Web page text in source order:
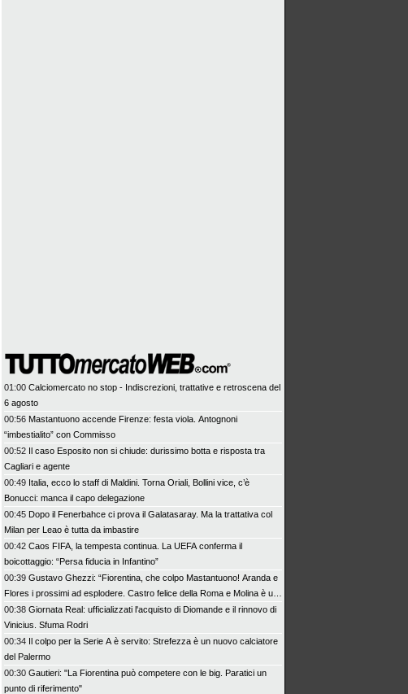
01:00 Calciomercato no stop - Indiscrezioni, trattative e retroscena del
6 agosto
00:56 Mastantuono accende Firenze: festa viola. Antognoni
“imbestialito” con Commisso
00:52 Il caso Esposito non si chiude: durissimo botta e risposta tra
Cagliari e agente
00:49 Italia, ecco lo staff di Maldini. Torna Oriali, Bollini vice, c’è
Bonucci: manca il capo delegazione
00:45 Dopo il Fenerbahce ci prova il Galatasaray. Ma la trattativa col
Milan per Leao è tutta da imbastire
00:42 Caos FIFA, la tempesta continua. La UEFA conferma il
boicottaggio: “Persa fiducia in Infantino”
00:39 Gustavo Ghezzi: “Fiorentina, che colpo Mastantuono! Aranda e
Flores i prossimi ad esplodere. Castro felice della Roma e Molina è un
bel colpo”
00:38 Giornata Real: ufficializzati l'acquisto di Diomande e il rinnovo di
Vinicius. Sfuma Rodri
00:34 Il colpo per la Serie A è servito: Strefezza è un nuovo calciatore
del Palermo
00:30 Gautieri: "La Fiorentina può competere con le big. Paratici un
punto di riferimento"